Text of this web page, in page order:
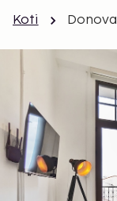
Koti